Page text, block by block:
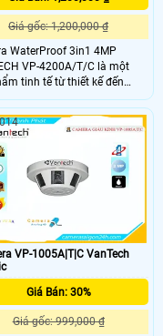
Giá gốc: 1,200,000 ₫
WaterProof 3in1 4MP
VP-4200A/T/C là một
tinh tế từ thiết kế đến
độ phân giải 4.0
linh kiện Sony, dễ dàng
và sử dụng, phần mềm thân
VP-1005A|T|C VanTech
Giá Bán: 30%
Giá gốc: 999,000 ₫